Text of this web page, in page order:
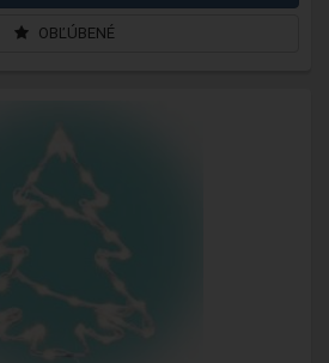
OBĽÚBENÉ